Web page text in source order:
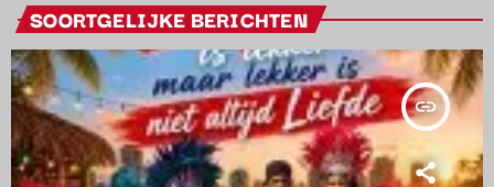
SOORTGELIJKE BERICHTEN
insert_link